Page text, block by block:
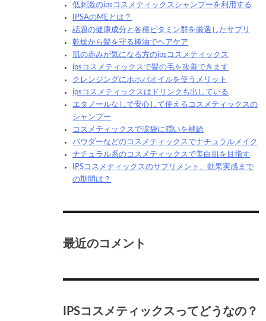
低刺激のipsコスメティックスシャンプーを利用する
IPSAのMEとは？
話題の健康成分と各種ビタミン群を厳選したサプリ
乾燥から髪を守る椿油でヘアケア
肌の赤みが気になる方のipsコスメティックス
ipsコスメティックスで髪の毛を改善できます
クレンジングにホホバオイルを使うメリット
ipsコスメティックスはドリンクも出している
エタノールなしで安心して使えるコスメティックスの
シャンプー
コスメティックスで涙袋に潤いを補給
パウダーなどのコスメティックスでナチュラルメイク
ナチュラル系のコスメティックスで美白肌を目指す
IPSコスメティックスのサプリメント、効果実感まで
の期間は？
最近のコメント
IPSコスメティックスってどうなの？